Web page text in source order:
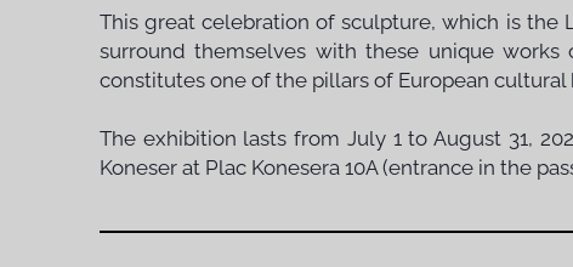
This great celebration of sculpture, which is
surround themselves with these unique
constitutes one of the pillars of European cultural
The exhibition lasts from July 1 to August 31,
Koneser at Plac Konesera 10A (entrance in the